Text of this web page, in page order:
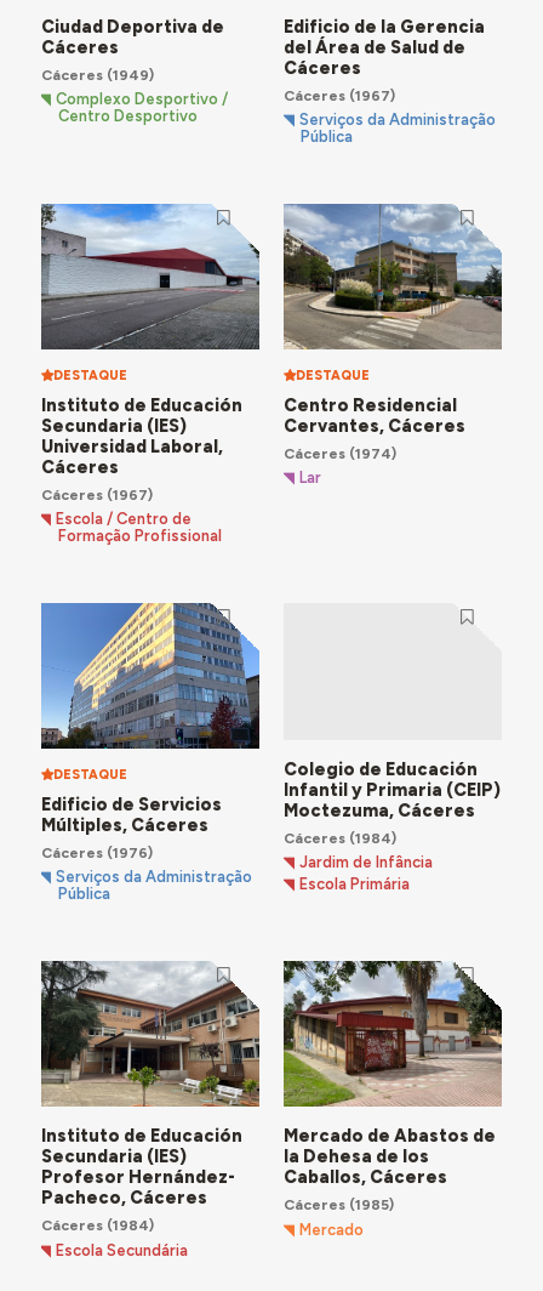
Ciudad Deportiva de
Cáceres
Cáceres(1949)
Complexo Desportivo /
Centro Desportivo
Edificio de la Gerencia
del Área de Salud de
Cáceres
Cáceres(1967)
Serviços da Administração
Pública
DESTAQUE
Instituto de Educación
Secundaria (IES)
Universidad Laboral,
Cáceres
Cáceres(1967)
Escola / Centro de
Formação Profissional
DESTAQUE
Centro Residencial
Cervantes, Cáceres
Cáceres(1974)
Lar
DESTAQUE
Edificio de Servicios
Múltiples, Cáceres
Cáceres(1976)
Serviços da Administração
Pública
Colegio de Educación
Infantil y Primaria (CEIP)
Moctezuma, Cáceres
Cáceres(1984)
Jardim de Infância
Escola Primária
Instituto de Educación
Secundaria (IES)
Profesor Hernández-
Pacheco, Cáceres
Cáceres(1984)
Escola Secundária
Mercado de Abastos de
la Dehesa de los
Caballos, Cáceres
Cáceres(1985)
Mercado